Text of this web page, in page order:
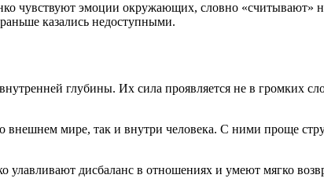
чувствуют эмоции окружающих, словно «считывают»
казались недоступными.
глубины. Их сила проявляется не в громких
мире, так и внутри человека. С ними проще
дисбаланс в отношениях и умеют мягко